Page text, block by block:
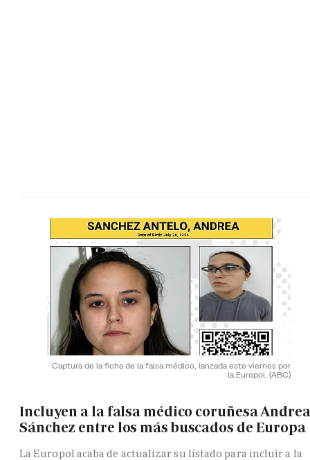
Captura de la ficha de la falsa médico, lanzada este viernes por
la Europol. (ABC)
Incluyen a la falsa médico coruñesa Andrea
Sánchez entre los más buscados de Europa
La Europol acaba de actualizar su listado para incluir a la